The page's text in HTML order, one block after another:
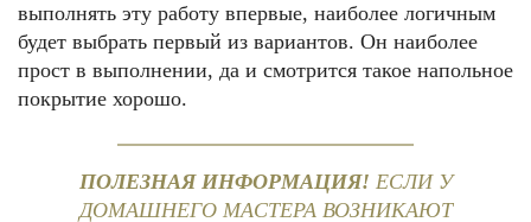
выполнять эту работу впервые, наиболее логичным
будет выбрать первый из вариантов. Он наиболее
прост в выполнении, да и смотрится такое напольное
покрытие хорошо.
ПОЛЕЗНАЯ ИНФОРМАЦИЯ! ЕСЛИ У
ДОМАШНЕГО МАСТЕРА ВОЗНИКАЮТ